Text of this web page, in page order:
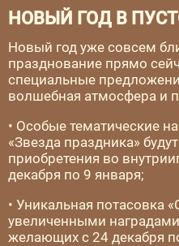
НОВЫЙ ГОД В
Новый год уже совсем
празднование прямо
специальные
волшебная атмосфера и
• Особые тематические
«Звезда праздника»
приобретения во
декабря по 9 января;
• Уникальная потасовка
увеличенными
желающих с 24 декабря